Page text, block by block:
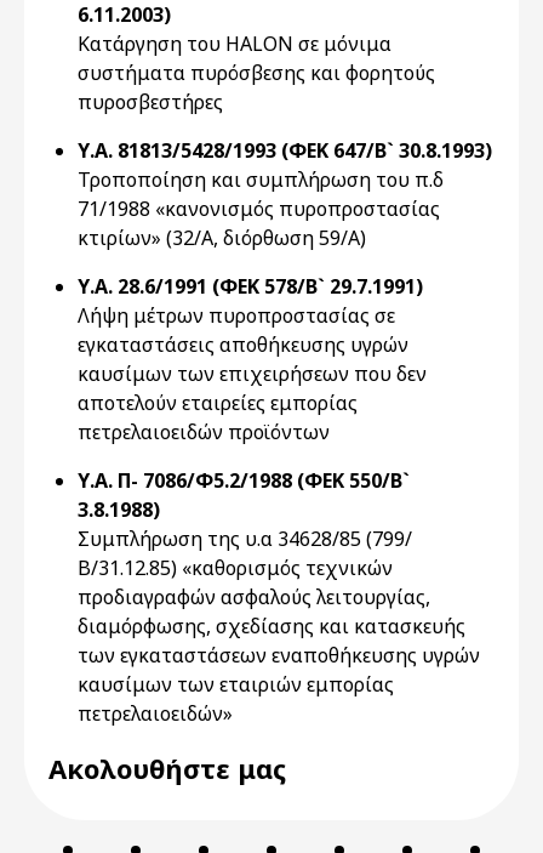
6.11.2003)
Κατάργηση του HALON σε μόνιμα
συστήματα πυρόσβεσης και φορητούς
πυροσβεστήρες
Υ.Α. 81813/5428/1993 (ΦΕΚ 647/Β` 30.8.1993)
Τροποποίηση και συμπλήρωση του π.δ
71/1988 «κανονισμός πυροπροστασίας
κτιρίων» (32/Α, διόρθωση 59/Α)
Υ.Α. 28.6/1991 (ΦΕΚ 578/Β` 29.7.1991)
Λήψη μέτρων πυροπροστασίας σε
εγκαταστάσεις αποθήκευσης υγρών
καυσίμων των επιχειρήσεων που δεν
αποτελούν εταιρείες εμπορίας
πετρελαιοειδών προϊόντων
Υ.Α. Π- 7086/Φ5.2/1988 (ΦΕΚ 550/Β`
3.8.1988)
Συμπλήρωση της υ.α 34628/85 (799/
Β/31.12.85) «καθορισμός τεχνικών
προδιαγραφών ασφαλούς λειτουργίας,
διαμόρφωσης, σχεδίασης και κατασκευής
των εγκαταστάσεων εναποθήκευσης υγρών
καυσίμων των εταιριών εμπορίας
πετρελαιοειδών»
Ακολουθήστε μας